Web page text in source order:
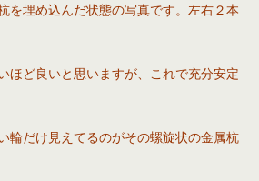
を埋め込んだ状態の写真です。左右２本
ほど良いと思いますが、これで充分安定
輪だけ見えてるのがその螺旋状の金属杭